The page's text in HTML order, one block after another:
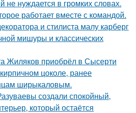
не нуждается в громких словах.
работает вместе с командой.
и стилиста малу карберг
мишуры и классических
Жиляков приобрёл в Сысерти
цоколе, ранее
ширыкаловым.
создали спокойный,
который остаётся